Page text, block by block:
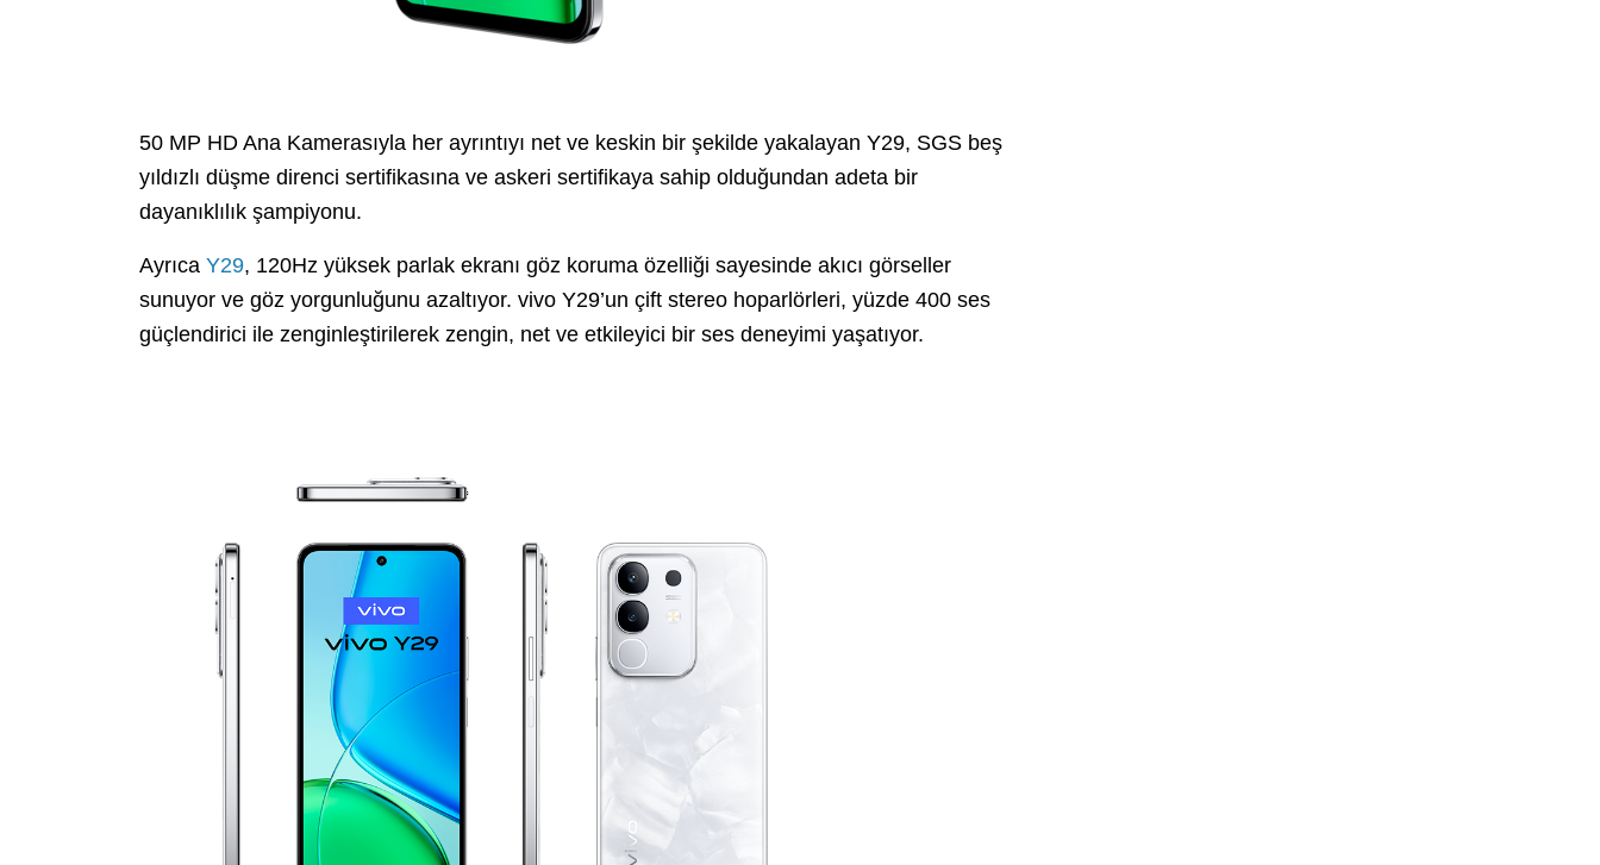
50 MP HD Ana Kamerasıyla her ayrıntıyı net ve keskin bir şekilde yakalayan Y29, SGS beş
yıldızlı düşme direnci sertifikasına ve askeri sertifikaya sahip olduğundan adeta bir
dayanıklılık şampiyonu.
Ayrıca Y29, 120Hz yüksek parlak ekranı göz koruma özelliği sayesinde akıcı görseller
sunuyor ve göz yorgunluğunu azaltıyor. vivo Y29’un çift stereo hoparlörleri, yüzde 400 ses
güçlendirici ile zenginleştirilerek zengin, net ve etkileyici bir ses deneyimi yaşatıyor.